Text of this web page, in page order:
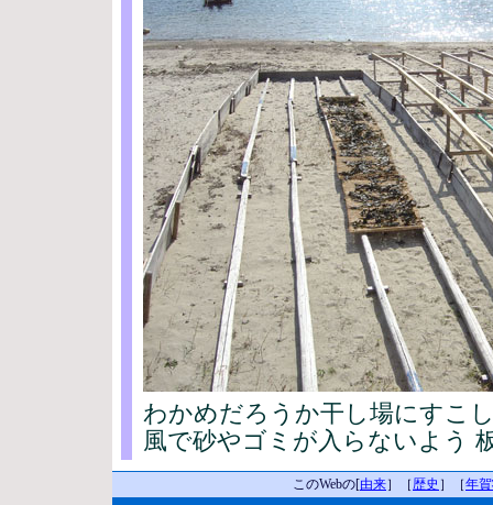
わかめだろうか干し場にすこ
風で砂やゴミが入らないよう
このWebの[由来］［歴史 ］［年